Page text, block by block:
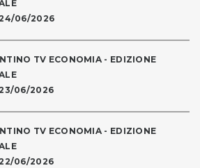
06/2026
TV ECONOMIA - EDIZIONE
06/2026
TV ECONOMIA - EDIZIONE
06/2026